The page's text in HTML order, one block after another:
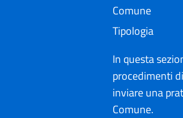
Comune
Tipologia
In questa
procedimenti
inviare una
Comune.